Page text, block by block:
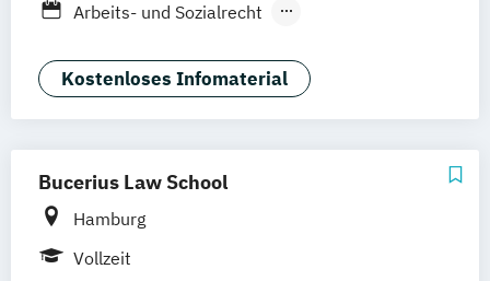
Göttingen Hannover
Kaiserslautern/Kusel Kiel Leipzig
Ludwigshafen/Diez München
Online-Fernstudium Regensburg Stade
Stuttgart Köln
Offenbach bei Frankfurt am Main
Schwarzheide/Oberspreewald-Lausitz bei
Arbeits- und Sozialrecht
Unternehmensrecht Wirtschaftsrecht
Kostenloses Infomaterial
Bucerius Law School
Hamburg
Vollzeit